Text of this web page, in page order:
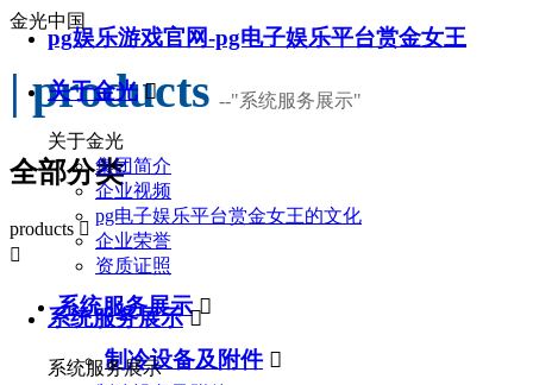
pg娱乐游戏官网-pg电子娱乐平台赏金女王
关于金光 
关于金光
集团简介
企业视频
pg电子娱乐平台赏金女王的文化
企业荣誉
资质证照
系统服务展示 
系统服务展示
金光中国
| products --"系统服务展示"
全部分类
products 

系统服务展示 
制冷设备及附件 